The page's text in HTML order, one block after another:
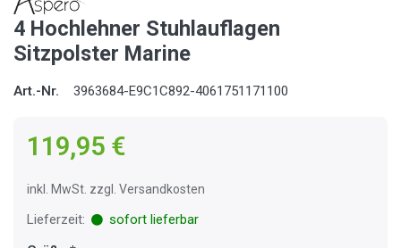
4 Hochlehner Stuhlauflagen
Sitzpolster Marine
Art.-Nr. 3963684-E9C1C892-4061751171100
119,95 €
inkl. MwSt. zzgl. Versandkosten
Lieferzeit:
sofort lieferbar